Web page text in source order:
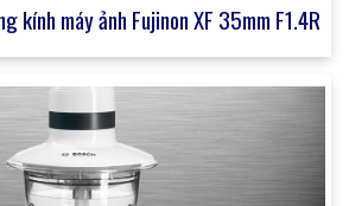
kính máy ảnh Fujinon XF 35mm F1.4R